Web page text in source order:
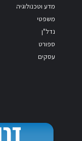
מדע וטכנולוגיה
משפטי
נדל"ן
ספורט
עסקים